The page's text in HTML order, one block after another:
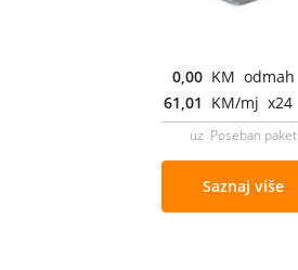
0,00 KM odmah
61,01 KM/mj x24
uz Poseban paket
Saznaj više